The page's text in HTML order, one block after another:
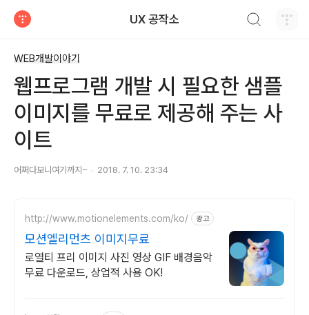
UX 공작소
WEB개발이야기
웹프로그램 개발 시 필요한 샘플
이미지를 무료로 제공해 주는 사
이트
어쩌다보니여기까지~ 2018. 7. 10. 23:34
http://www.motionelements.com/ko/ 광고
모션엘리먼츠 이미지무료
로열티 프리 이미지 사진 영상 GIF 배경음악
무료 다운로드, 상업적 사용 OK!